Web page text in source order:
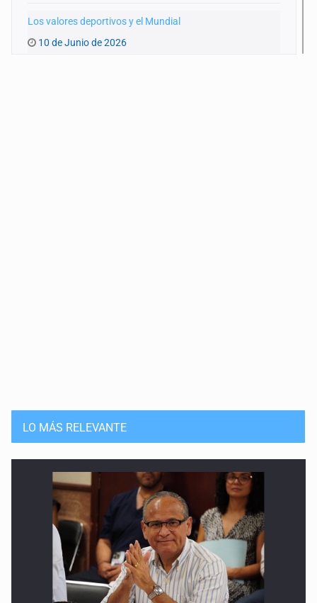
Los valores deportivos y el Mundial
10 de Junio de 2026
Educar para la compasión
22 de Abril de 2026
Rancho Izaguirre: la tierra sigue hablando
15 de Abril de 2026
El Siapa no cumple ni con su ley
25 de Marzo de 2026
Un Mundial con desafíos en Jalisco
LO MÁS RELEVANTE